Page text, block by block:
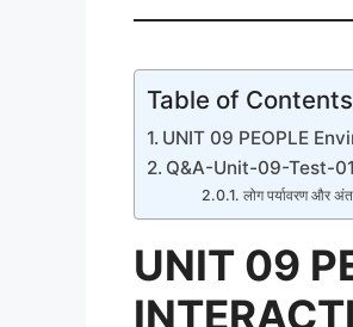
Table of Contents
UNIT 09 PEOPLE
Q&A-Unit-09-Test-01
लोग पर्यावरण और
UNIT 09